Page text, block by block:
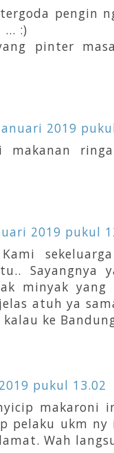
pengin
:)
pinter
2019
2019 pukul
minyak
atuh ya
ke
pukul 13.02
makaroni
pelaku ukm
Wah